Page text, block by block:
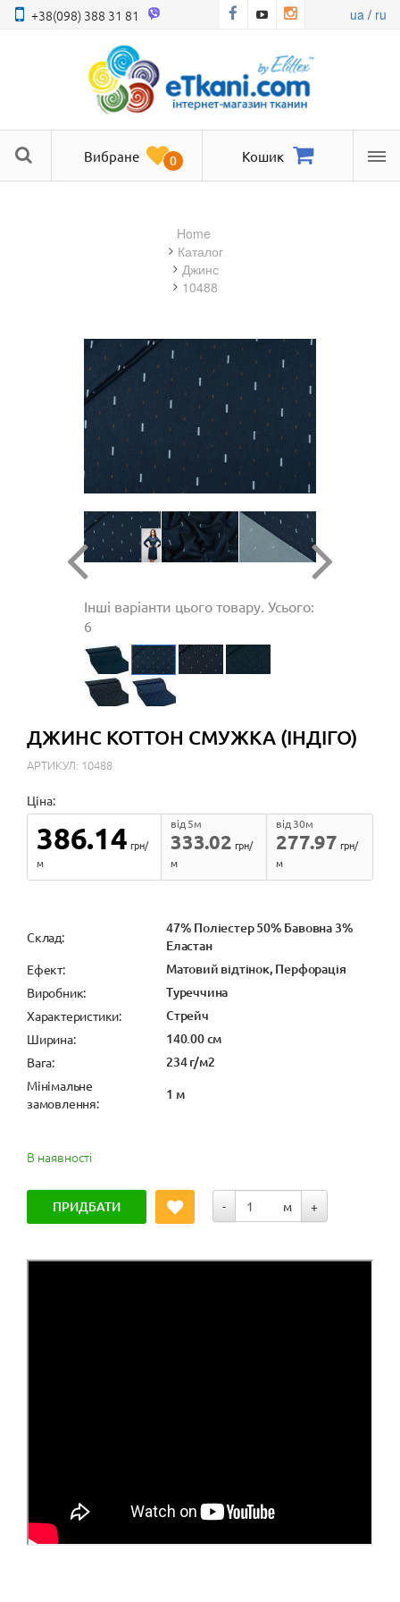
+38(098) 388 31 81 ua/ ru
Вибране 0 Кошик
Home
Каталог
джинс
10488
Інші варіанти цього товару. Усього:
6
ДЖИНС КОТТОН СМУЖКА (ІНДІГО)
АРТИКУЛ: 10488
Ціна:
386.14 грн/
м
333.02
від 5м
грн/
м
277.97
від 30м
грн/
м
Cклад:
47% Поліестер 50% Бавовна 3%
Еластан
Ефект: Матовий відтінок, Перфорація
Виробник: Туреччина
Характеристики: Стрейч
Ширина: 140.00 см
Вага: 234 г/м2
Мінімальне
замовлення:
1 м
В наявності
ПРИДБАТИ - м +